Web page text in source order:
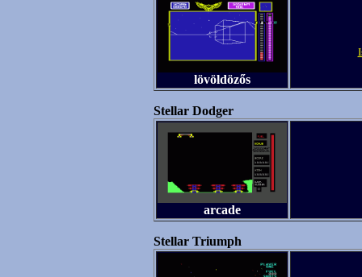
lövöldözős
Stellar Dodger
arcade
Stellar Triumph